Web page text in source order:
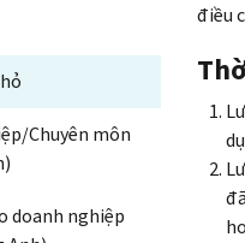
Chuyên môn
doanh nghiệp
điều